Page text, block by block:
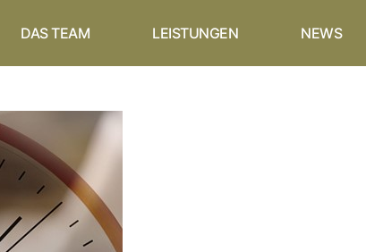
DAS TEAM LEISTUNGEN NEWS